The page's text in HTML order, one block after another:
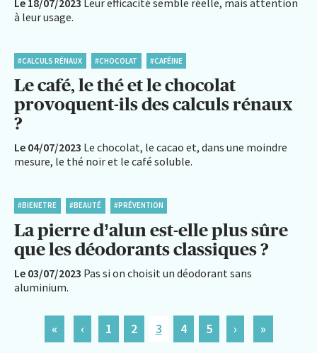
à leur usage.
#CALCULS RÉNAUX #CHOCOLAT #CAFÉINE
Le café, le thé et le chocolat
provoquent-ils des calculs rénaux
?
Le 04/07/2023 Le chocolat, le cacao et, dans une moindre
mesure, le thé noir et le café soluble.
#BIENETRE #BEAUTÉ #PRÉVENTION
La pierre d’alun est-elle plus sûre
que les déodorants classiques ?
Le 03/07/2023 Pas si on choisit un déodorant sans
aluminium.
« ‹ 1 2 3 4 5 › »